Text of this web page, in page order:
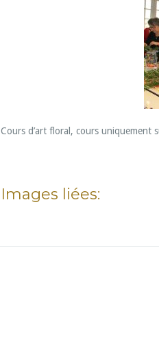
Cours d’art floral, cours uniquement
Images liées: